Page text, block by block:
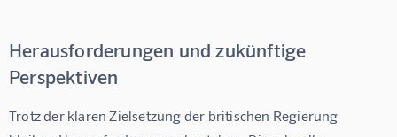
Herausforderungen und zukünftige
Perspektiven
Trotz der klaren Zielsetzung der britischen Regierung